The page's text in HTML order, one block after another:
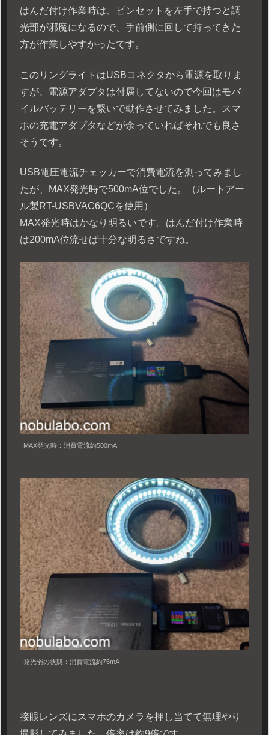
はんだ付け作業時は、ピンセットを左手で持つと調
光部が邪魔になるので、手前側に回して持ってきた
方が作業しやすかったです。
このリングライトはUSBコネクタから電源を取りま
すが、電源アダプタは付属してないので今回はモバ
イルバッテリーを繋いで動作させてみました。スマ
ホの充電アダプタなどが余っていればそれでも良さ
そうです。
USB電圧電流チェッカーで消費電流を測ってみまし
たが、MAX発光時で500mA位でした。（ルートアー
ル製RT-USBVAC6QCを使用）
MAX発光時はかなり明るいです。はんだ付け作業時
は200mA位流せば十分な明るさですね。
MAX発光時：消費電流約500mA
発光弱の状態：消費電流約75mA
接眼レンズにスマホのカメラを押し当てて無理やり